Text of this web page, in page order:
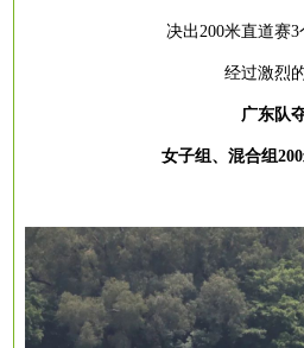
决出200米直道赛
经过激烈
广东队
女子组、混合组